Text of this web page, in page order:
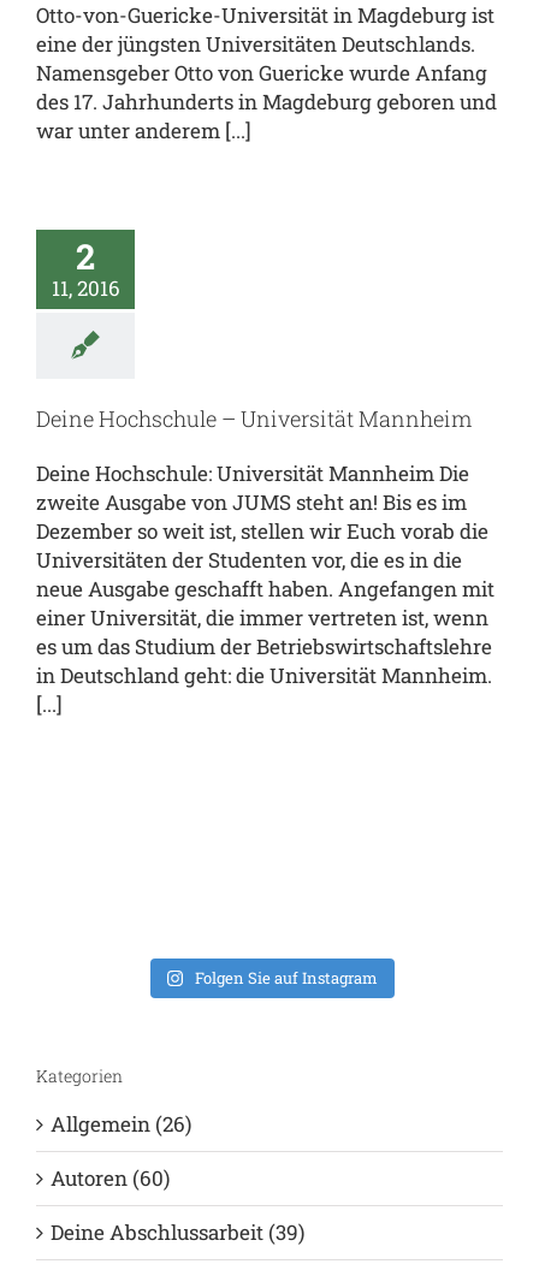
Otto-von-Guericke-Universität in Magdeburg ist
eine der jüngsten Universitäten Deutschlands.
Namensgeber Otto von Guericke wurde Anfang
des 17. Jahrhunderts in Magdeburg geboren und
war unter anderem [...]
2
11, 2016
Deine Hochschule – Universität Mannheim
Deine Hochschule: Universität Mannheim Die
zweite Ausgabe von JUMS steht an! Bis es im
Dezember so weit ist, stellen wir Euch vorab die
Universitäten der Studenten vor, die es in die
neue Ausgabe geschafft haben. Angefangen mit
einer Universität, die immer vertreten ist, wenn
es um das Studium der Betriebswirtschaftslehre
in Deutschland geht: die Universität Mannheim.
[...]
Folgen Sie auf Instagram
Kategorien
Allgemein (26)
Autoren (60)
Deine Abschlussarbeit (39)